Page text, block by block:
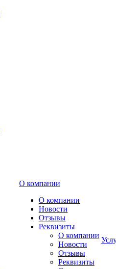
О компании
О компании
Новости
Отзывы
Реквизиты
О компании
Новости
Отзывы
Реквизиты